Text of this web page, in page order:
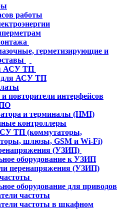
работы
герметизирующие и
АСУ ТП
для АСУ ТП
повторители интерфейсов
и терминалы (HMI)
контроллеры
ТП (коммутаторы,
шлюзы, GSM и Wi-Fi)
(УЗИП)
оборудование к УЗИП
перенапряжения (УЗИП)
оборудование для приводов
частоты
частоты в шкафном